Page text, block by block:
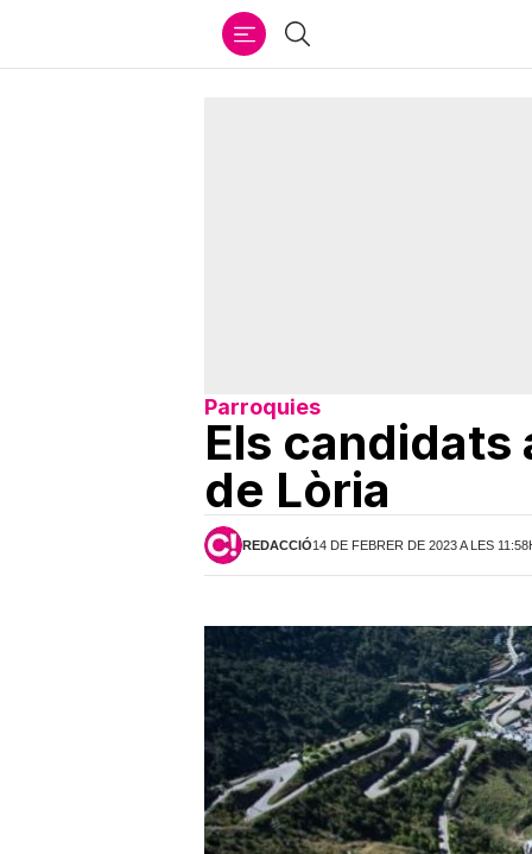
Cercar
Parroquies
Els candidats
de Lòria
REDACCIÓ14 DE FEBRER DE 2023 A LES